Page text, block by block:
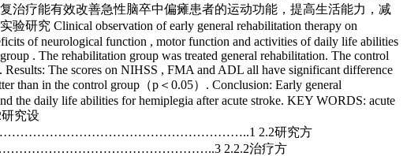
治疗能有效改善急性脑卒中偏瘫患者的运动功能，提高生活能力，减
究 Clinical observation of early general rehabilitation therapy on
of neurological function , motor function and activities of daily life abilities
. The rehabilitation group was treated general rehabilitation. The control
The scores on NIHSS , FMA and ADL all have significant difference
than in the control group（p＜0.05）. Conclusion: Early general
the daily life abilities for hemiplegia after acute stroke. KEY WORDS: acute
研究设
2.2研究方
2.2.2治疗方